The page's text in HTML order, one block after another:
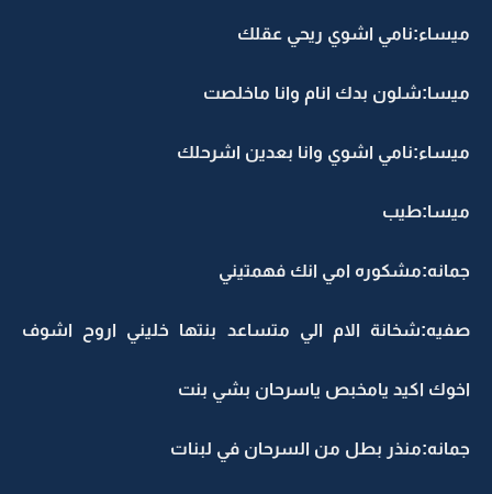
ميساء:نامي اشوي ريحي عقلك
ميسا:شلون بدك انام وانا ماخلصت
ميساء:نامي اشوي وانا بعدين اشرحلك
ميسا:طيب
جمانه:مشكوره امي انك فهمتيني
صفيه:شخانة الام الي متساعد بنتها خليني اروح اشوف
اخوك اكيد يامخبص ياسرحان بشي بنت
جمانه:منذر بطل من السرحان في لبنات